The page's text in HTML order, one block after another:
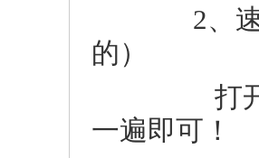
2、速达
的）
打开速达
一遍即可！